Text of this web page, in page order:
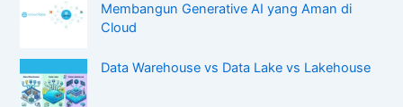
Membangun Generative AI yang Aman di
Cloud
Data Warehouse vs Data Lake vs Lakehouse